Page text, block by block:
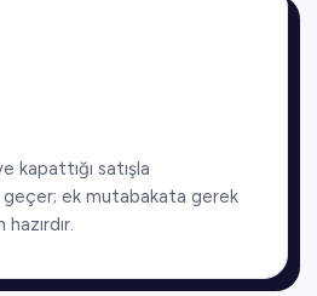
kapattığı satışla
ek mutabakata gerek